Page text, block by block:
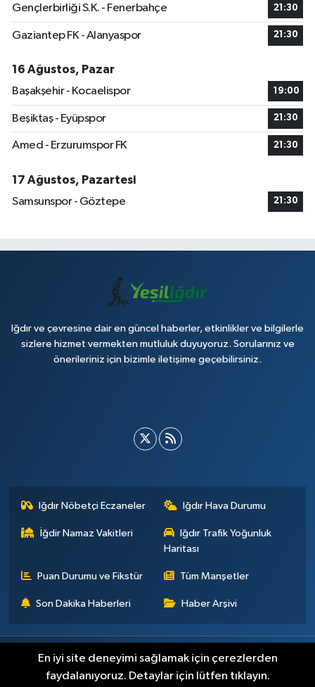
Gençlerbirliği S.K. - Fenerbahçe 21:30
Gaziantep FK - Alanyaspor 21:30
16 Ağustos, Pazar
Başakşehir - Kocaelispor
19:00
Beşiktaş - Eyüpspor 21:30
Amed - Erzurumspor FK 21:30
17 Ağustos, Pazartesi
Samsunspor - Göztepe
21:30
Iğdır ve çevresine dair en güncel haberler, etkinlikler ve bilgilerle
sizlere hizmet vermekten mutluluk duyuyoruz. Sorularınız ve
önerileriniz için bizimle iletişime geçebilirsiniz.
Iğdır Nöbetçi Eczaneler Iğdır Hava Durumu
İğdir Namaz Vakitleri
Iğdır Trafik Yoğunluk
Haritası
Puan Durumu ve Fikstür Tüm Manşetler
Son Dakika Haberleri Haber Arşivi
Künye İletişim Çerez Politikası Gizlilik ilkeleri
En iyi site deneyimi sağlamak için çerezlerden
faydalanıyoruz. Detaylar için lütfen tıklayın.